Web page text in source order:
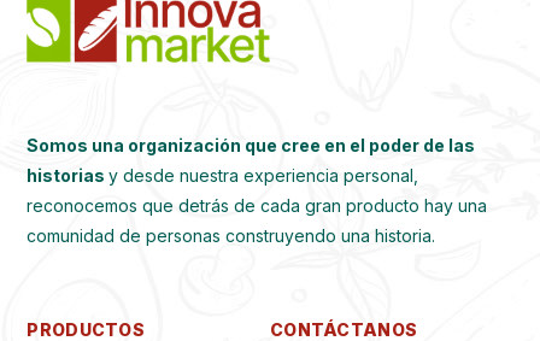
Somos una organización que cree en el poder de las
historiasy desde nuestra experiencia personal,
reconocemos que detrás de cada gran producto hay una
comunidad de personas construyendo una historia.
PRODUCTOS
CONTÁCTANOS